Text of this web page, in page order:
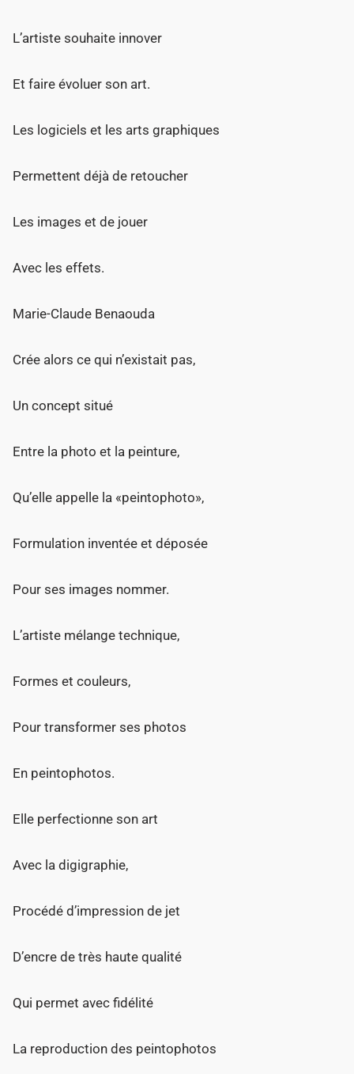
L’artiste souhaite innover
Et faire évoluer son art.
Les logiciels et les arts graphiques
Permettent déjà de retoucher
Les images et de jouer
Avec les effets.
Marie-Claude Benaouda
Crée alors ce qui n’existait pas,
Un concept situé
Entre la photo et la peinture,
Qu’elle appelle la «peintophoto»,
Formulation inventée et déposée
Pour ses images nommer.
L’artiste mélange technique,
Formes et couleurs,
Pour transformer ses photos
En peintophotos.
Elle perfectionne son art
Avec la digigraphie,
Procédé d’impression de jet
D’encre de très haute qualité
Qui permet avec fidélité
La reproduction des peintophotos